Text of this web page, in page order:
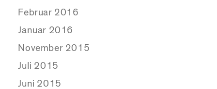
Februar 2016
Januar 2016
November 2015
Juli 2015
Juni 2015